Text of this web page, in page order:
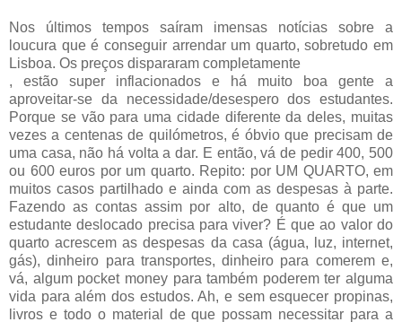
Nos últimos tempos saíram imensas notícias sobre a
loucura que é conseguir arrendar um quarto, sobretudo em
Lisboa. Os preços dispararam completamente
, estão super inflacionados e há muito boa gente a
aproveitar-se da necessidade/desespero dos estudantes.
Porque se vão para uma cidade diferente da deles, muitas
vezes a centenas de quilómetros, é óbvio que precisam de
uma casa, não há volta a dar. E então, vá de pedir 400, 500
ou 600 euros por um quarto. Repito: por UM QUARTO, em
muitos casos partilhado e ainda com as despesas à parte.
Fazendo as contas assim por alto, de quanto é que um
estudante deslocado precisa para viver? É que ao valor do
quarto acrescem as despesas da casa (água, luz, internet,
gás), dinheiro para transportes, dinheiro para comerem e,
vá, algum pocket money para também poderem ter alguma
vida para além dos estudos. Ah, e sem esquecer propinas,
livros e todo o material de que possam necessitar para a